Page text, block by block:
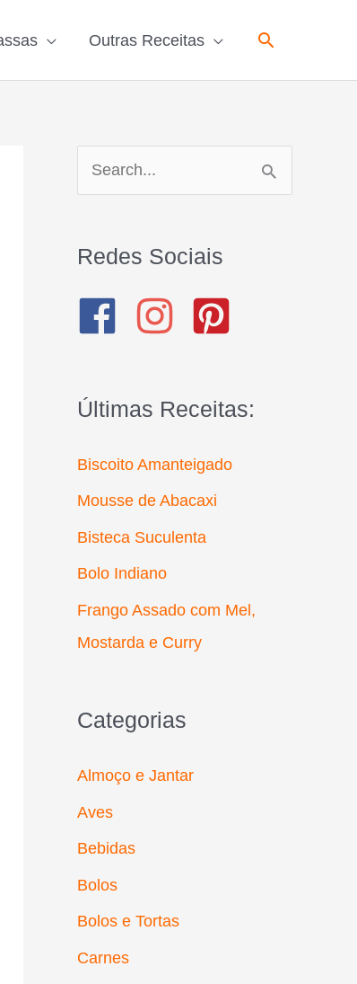
Outras Receitas Pesquisar
e
q
r
Redes Sociais
Últimas Receitas:
Biscoito Amanteigado
Mousse de Abacaxi
Bisteca Suculenta
Bolo Indiano
Frango Assado com Mel,
Mostarda e Curry
Categorias
Almoço e Jantar
Aves
Bebidas
Bolos
Bolos e Tortas
Carnes